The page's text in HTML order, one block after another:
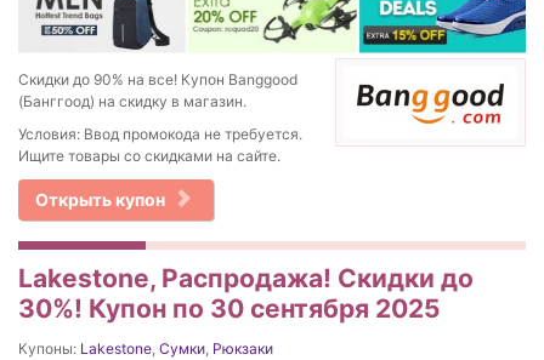
Скидки до 90% на все! Купон Banggood
(Банггоод) на скидку в магазин.
Условия: Ввод промокода не требуется.
Ищите товары со скидками на сайте.
Открыть купон
Lakestone, Распродажа! Скидки до
30%! Купон по 30 сентября 2025
Купоны: Lakestone, Сумки, Рюкзаки